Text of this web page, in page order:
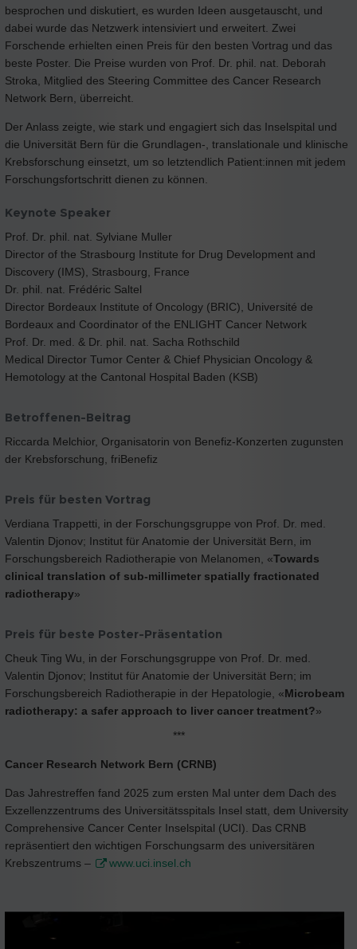
besprochen und diskutiert, es wurden Ideen ausgetauscht, und
dabei wurde das Netzwerk intensiviert und erweitert. Zwei
Forschende erhielten einen Preis für den besten Vortrag und das
beste Poster. Die Preise wurden von Prof. Dr. phil. nat. Deborah
Stroka, Mitglied des Steering Committee des Cancer Research
Network Bern, überreicht.
Der Anlass zeigte, wie stark und engagiert sich das Inselspital und
die Universität Bern für die Grundlagen-, translationale und klinische
Krebsforschung einsetzt, um so letztendlich Patient:innen mit jedem
Forschungsfortschritt dienen zu können.
Keynote Speaker
Prof. Dr. phil. nat. Sylviane Muller
Director of the Strasbourg Institute for Drug Development and
Discovery (IMS), Strasbourg, France
Dr. phil. nat. Frédéric Saltel
Director Bordeaux Institute of Oncology (BRIC), Université de
Bordeaux and Coordinator of the ENLIGHT Cancer Network
Prof. Dr. med. & Dr. phil. nat. Sacha Rothschild
Medical Director Tumor Center & Chief Physician Oncology &
Hemotology at the Cantonal Hospital Baden (KSB)
Betroffenen-Beitrag
Riccarda Melchior, Organisatorin von Benefiz-Konzerten zugunsten
der Krebsforschung, friBenefiz
Preis für besten Vortrag
Verdiana Trappetti, in der Forschungsgruppe von Prof. Dr. med.
Valentin Djonov; Institut für Anatomie der Universität Bern, im
Forschungsbereich Radiotherapie von Melanomen, «Towards
clinical translation of sub-millimeter spatially fractionated
radiotherapy»
Preis für beste Poster-Präsentation
Cheuk Ting Wu, in der Forschungsgruppe von Prof. Dr. med.
Valentin Djonov; Institut für Anatomie der Universität Bern; im
Forschungsbereich Radiotherapie in der Hepatologie, «Microbeam
radiotherapy: a safer approach to liver cancer treatment?»
***
Cancer Research Network Bern (CRNB)
Das Jahrestreffen fand 2025 zum ersten Mal unter dem Dach des
Exzellenzzentrums des Universitätsspitals Insel statt, dem University
Comprehensive Cancer Center Inselspital (UCI). Das CRNB
repräsentiert den wichtigen Forschungsarm des universitären
Krebszentrums –
www.uci.insel.ch